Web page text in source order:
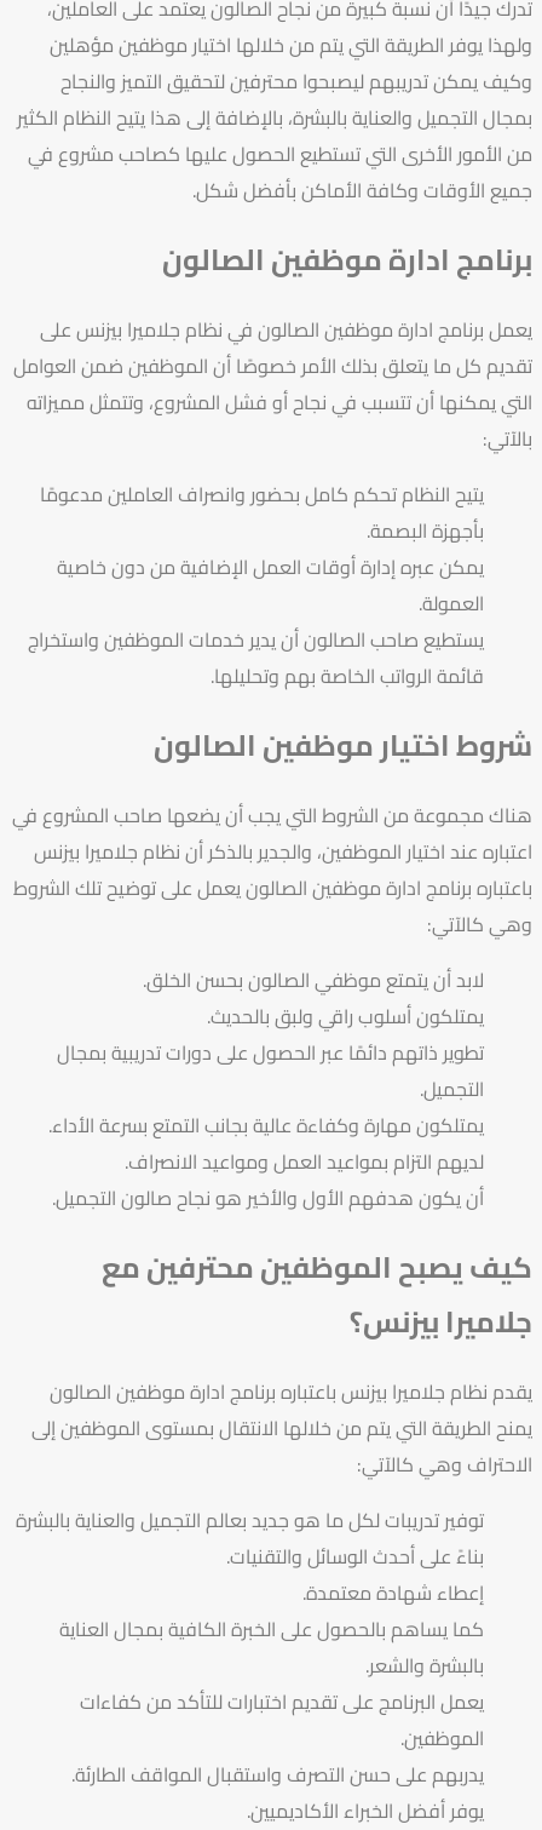
تدرك جيدًا أن نسبة كبيرة من نجاح الصالون يعتمد على العاملين،
ولهذا يوفر الطريقة التي يتم من خلالها اختيار موظفين مؤهلين
وكيف يمكن تدريبهم ليصبحوا محترفين لتحقيق التميز والنجاح
بمجال التجميل والعناية بالبشرة، بالإضافة إلى هذا يتيح النظام الكثير
من الأمور الأخرى التي تستطيع الحصول عليها كصاحب مشروع في
جميع الأوقات وكافة الأماكن بأفضل شكل.
برنامج ادارة موظفين الصالون
يعملبرنامج ادارة موظفين الصالونفي نظامجلاميرا بيزنسعلى
تقديم كل ما يتعلق بذلك الأمر خصوصًا أن الموظفين ضمن العوامل
التي يمكنها أن تتسبب في نجاح أو فشل المشروع، وتتمثل مميزاته
بالآتي:
يتيح النظام تحكم كامل بحضور وانصراف العاملين مدعومًا
بأجهزة البصمة.
يمكن عبره إدارة أوقات العمل الإضافية من دون خاصية
العمولة.
يستطيع صاحب الصالون أن يدير خدمات الموظفين واستخراج
قائمة الرواتب الخاصة بهم وتحليلها.
شروط اختيار موظفين الصالون
هناك مجموعة من الشروط التي يجب أن يضعها صاحب المشروع في
اعتباره عند اختيار الموظفين، والجدير بالذكر أن نظامجلاميرا بيزنس
باعتبارهبرنامج ادارة موظفين الصالونيعمل على توضيح تلك الشروط
وهي كالآتي:
لابد أن يتمتع موظفي الصالون بحسن الخلق.
يمتلكون أسلوب راقي ولبق بالحديث.
تطوير ذاتهم دائمًا عبر الحصول على دورات تدريبية بمجال
التجميل.
يمتلكون مهارة وكفاءة عالية بجانب التمتع بسرعة الأداء.
لديهم التزام بمواعيد العمل ومواعيد الانصراف.
أن يكون هدفهم الأول والأخير هو نجاح صالون التجميل.
كيف يصبح الموظفين محترفين مع
جلاميرا بيزنس؟
يقدم نظامجلاميرا بيزنسباعتبارهبرنامج ادارة موظفين الصالون
يمنح الطريقة التي يتم من خلالها الانتقال بمستوى الموظفين إلى
الاحتراف وهي كالآتي:
توفير تدريبات لكل ما هو جديد بعالم التجميل والعناية بالبشرة
بناءً على أحدث الوسائل والتقنيات.
إعطاء شهادة معتمدة.
كما يساهم بالحصول على الخبرة الكافية بمجال العناية
بالبشرة والشعر.
يعمل البرنامج على تقديم اختبارات للتأكد من كفاءات
الموظفين.
يدربهم على حسن التصرف واستقبال المواقف الطارئة.
يوفر أفضل الخبراء الأكاديميين.